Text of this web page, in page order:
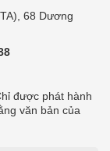
68 Dương
được phát hành
văn bản của